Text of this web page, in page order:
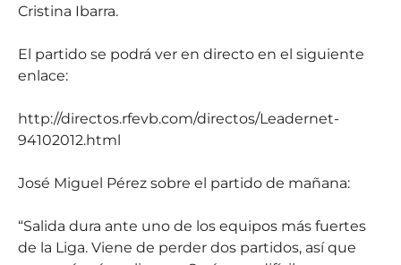
Cristina Ibarra.
El partido se podrá ver en directo en el siguiente
enlace:
http://directos.rfevb.com/directos/Leadernet-
94102012.html
José Miguel Pérez sobre el partido de mañana:
“Salida dura ante uno de los equipos más fuertes
de la Liga. Viene de perder dos partidos, así que